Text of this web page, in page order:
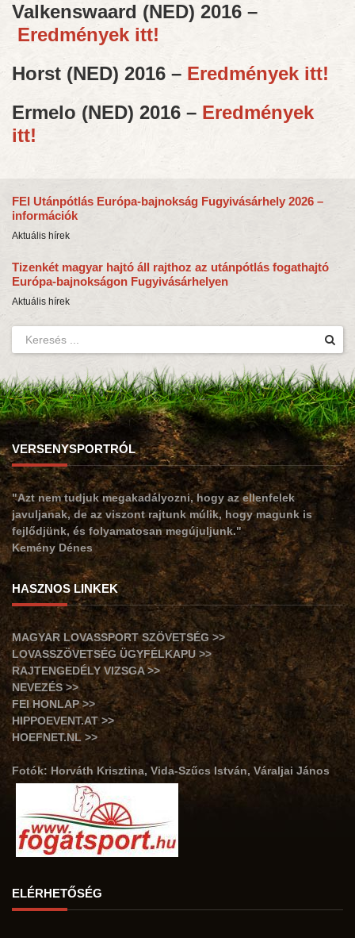
Valkenswaard (NED) 2016 –
Eredmények itt!
Horst (NED) 2016 – Eredmények itt!
Ermelo (NED) 2016 – Eredmények
itt!
FEI Utánpótlás Európa-bajnokság Fugyivásárhely 2026 –
információk
Aktuális hírek
Tizenkét magyar hajtó áll rajthoz az utánpótlás fogathajtó
Európa-bajnokságon Fugyivásárhelyen
Aktuális hírek
VERSENYSPORTRÓL
"Azt nem tudjuk megakadályozni, hogy az ellenfelek
javuljanak, de az viszont rajtunk múlik, hogy magunk is
fejlődjünk, és folyamatosan megújuljunk."
Kemény Dénes
HASZNOS LINKEK
MAGYAR LOVASSPORT SZÖVETSÉG >>
LOVASSZÖVETSÉG ÜGYFÉLKAPU >>
RAJTENGEDÉLY VIZSGA >>
NEVEZÉS >>
FEI HONLAP >>
HIPPOEVENT.AT >>
HOEFNET.NL >>
Fotók: Horváth Krisztina, Vida-Szűcs István, Váraljai János
ELÉRHETŐSÉG